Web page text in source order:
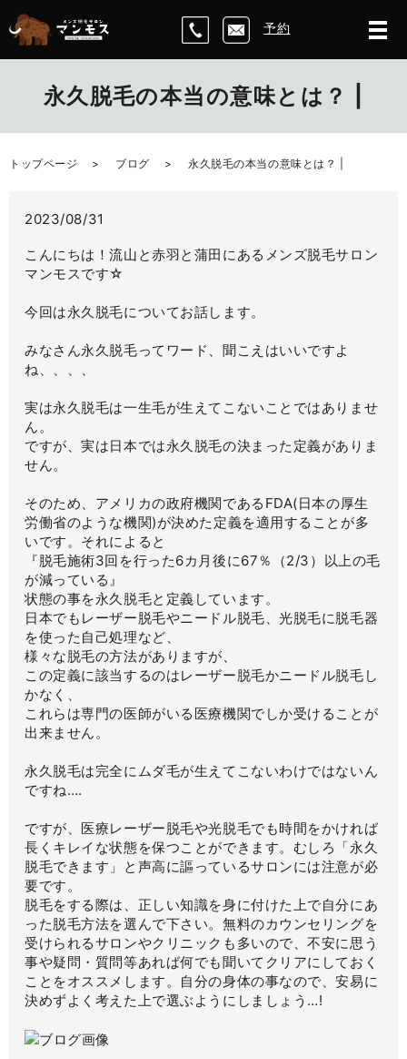
予約
永久脱毛の本当の意味とは？ |
トップページ ブログ 永久脱毛の本当の意味とは？ |
2023/08/31
こんにちは！流山と赤羽と蒲田にあるメンズ脱毛サロン
マンモスです☆
今回は永久脱毛についてお話します。
みなさん永久脱毛ってワード、聞こえはいいですよ
ね、、、、
実は永久脱毛は一生毛が生えてこないことではありませ
ん。
ですが、実は日本では永久脱毛の決まった定義がありま
せん。
そのため、アメリカの政府機関であるFDA(日本の厚生
労働省のような機関)が決めた定義を適用することが多
いです。それによると
『脱毛施術3回を行った6カ月後に67％（2/3）以上の毛
が減っている』
状態の事を永久脱毛と定義しています。
日本でもレーザー脱毛やニードル脱毛、光脱毛に脱毛器
を使った自己処理など、
様々な脱毛の方法がありますが、
この定義に該当するのはレーザー脱毛かニードル脱毛し
かなく、
これらは専門の医師がいる医療機関でしか受けることが
出来ません。
永久脱毛は完全にムダ毛が生えてこないわけではないん
ですね….
ですが、医療レーザー脱毛や光脱毛でも時間をかければ
長くキレイな状態を保つことができます。むしろ「永久
脱毛できます」と声高に謳っているサロンには注意が必
要です。
脱毛をする際は、正しい知識を身に付けた上で自分にあ
った脱毛方法を選んで下さい。無料のカウンセリングを
受けられるサロンやクリニックも多いので、不安に思う
事や疑問・質問等あれば何でも聞いてクリアにしておく
ことをオススメします。自分の身体の事なので、安易に
決めずよく考えた上で選ぶようにしましょう…!